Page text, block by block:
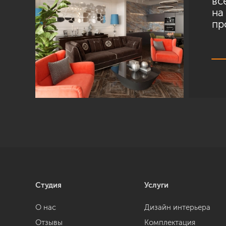
Студия
О нас
Отзывы
Услуги
Дизайн интерьера
Комплектация